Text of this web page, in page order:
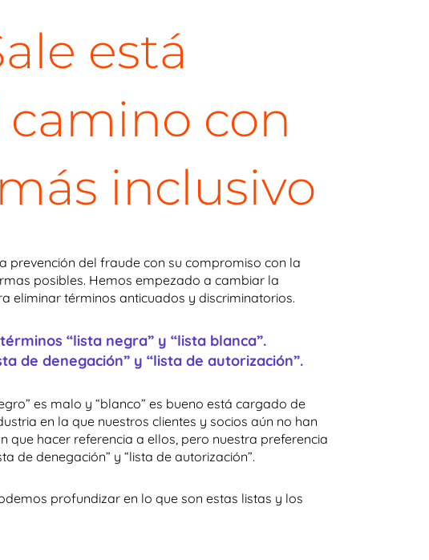
está
con
inclusivo
prevención del fraude con su compromiso con la
posibles. Hemos empezado a cambiar la
eliminar términos anticuados y discriminatorios.
“lista negra” y “lista blanca”.
de denegación” y “lista de autorización”.
es malo y “blanco” es bueno está cargado de
en la que nuestros clientes y socios aún no han
hacer referencia a ellos, pero nuestra preferencia
de denegación” y “lista de autorización”.
profundizar en lo que son estas listas y los